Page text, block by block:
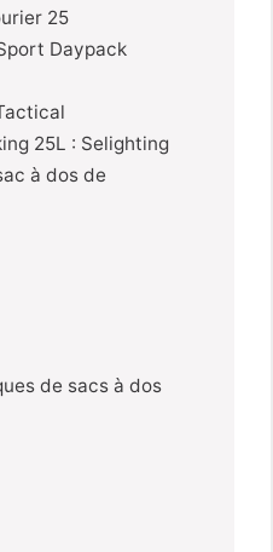
25
Daypack
25L : Selighting
à dos de
de sacs à dos